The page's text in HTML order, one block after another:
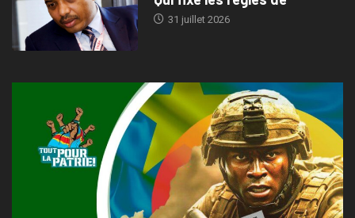
31 juillet 2026